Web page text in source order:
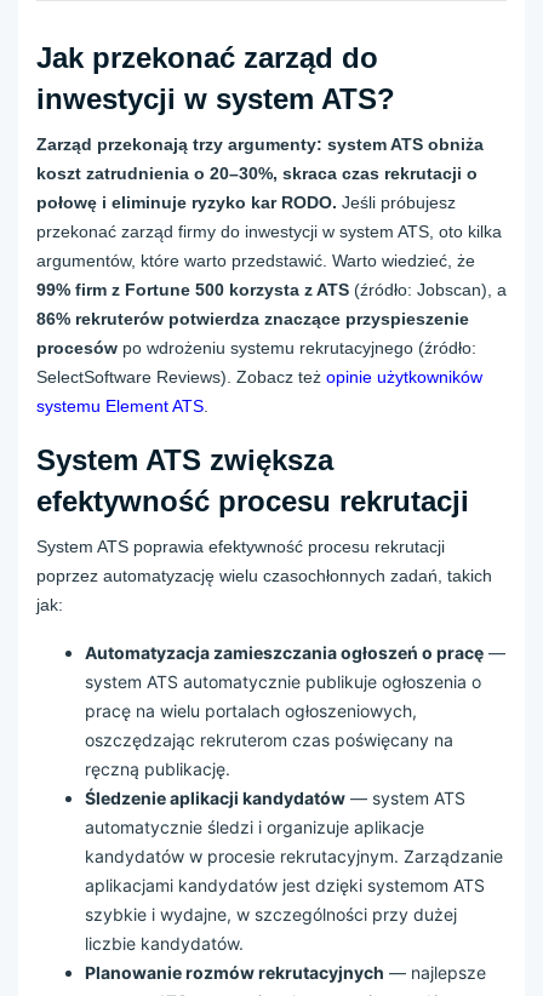
Jak przekonać zarząd do
inwestycji w system ATS?
Zarząd przekonają trzy argumenty: system ATS obniża
koszt zatrudnienia o 20–30%, skraca czas rekrutacji o
połowę i eliminuje ryzyko kar RODO. Jeśli próbujesz
przekonać zarząd firmy do inwestycji w system ATS, oto kilka
argumentów, które warto przedstawić. Warto wiedzieć, że
99% firm z Fortune 500 korzysta z ATS (źródło: Jobscan), a
86% rekruterów potwierdza znaczące przyspieszenie
procesów po wdrożeniu systemu rekrutacyjnego (źródło:
SelectSoftware Reviews). Zobacz też opinie użytkowników
systemu Element ATS.
System ATS zwiększa
efektywność procesu rekrutacji
System ATS poprawia efektywność procesu rekrutacji
poprzez automatyzację wielu czasochłonnych zadań, takich
jak:
Automatyzacja zamieszczania ogłoszeń o pracę —
system ATS automatycznie publikuje ogłoszenia o
pracę na wielu portalach ogłoszeniowych,
oszczędzając rekruterom czas poświęcany na
ręczną publikację.
Śledzenie aplikacji kandydatów — system ATS
automatycznie śledzi i organizuje aplikacje
kandydatów w procesie rekrutacyjnym. Zarządzanie
aplikacjami kandydatów jest dzięki systemom ATS
szybkie i wydajne, w szczególności przy dużej
liczbie kandydatów.
Planowanie rozmów rekrutacyjnych — najlepsze